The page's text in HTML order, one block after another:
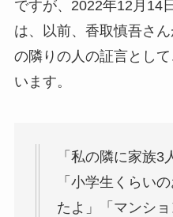
ですが、2022年12月14
は、以前、香取慎吾さ
の隣りの人の証言とし
います。
「私の隣に家族3
「小学生くらい
たよ」「マンシ